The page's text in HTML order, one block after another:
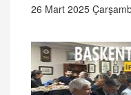
26 Mart 2025